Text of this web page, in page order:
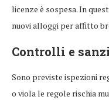
licenze è sospesa. In
nuovi alloggi per affitto
Controlli e
Sono previste ispezioni
o viola le regole rischia